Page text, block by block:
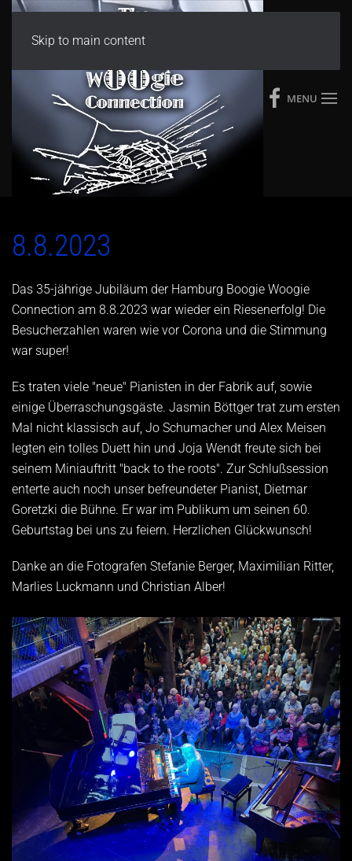
Skip to main content
MENU
8.8.2023
Das 35-jährige Jubiläum der Hamburg Boogie Woogie
Connection am 8.8.2023 war wieder ein Riesenerfolg! Die
Besucherzahlen waren wie vor Corona und die Stimmung
war super!
Es traten viele "neue" Pianisten in der Fabrik auf, sowie
einige Überraschungsgäste. Jasmin Böttger trat zum ersten
Mal nicht klassisch auf, Jo Schumacher und Alex Meisen
legten ein tolles Duett hin und Joja Wendt freute sich bei
seinem Miniauftritt "back to the roots". Zur Schlußsession
enterte auch noch unser befreundeter Pianist, Dietmar
Goretzki die Bühne. Er war im Publikum um seinen 60.
Geburtstag bei uns zu feiern. Herzlichen Glückwunsch!
Danke an die Fotografen Stefanie Berger, Maximilian Ritter,
Marlies Luckmann und Christian Alber!